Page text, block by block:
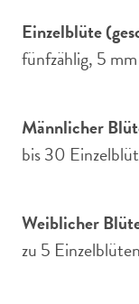
Einzelblüte
fünfzählig, 5
Männlicher
bis 30
Weiblicher
zu 5